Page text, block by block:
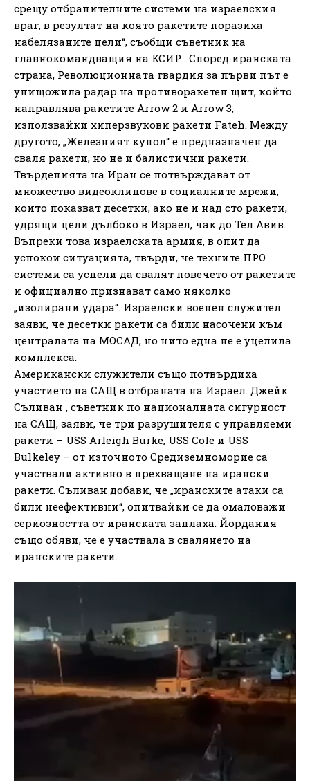
срещу отбранителните системи на израелския
враг, в резултат на която ракетите поразиха
набелязаните цели“, съобщи съветник на
главнокомандващия на КСИР . Според иранската
страна, Революционната гвардия за първи път е
унищожила радар на противоракетен щит, който
направлява ракетите Arrow 2 и Arrow 3,
използвайки хиперзвукови ракети Fateh. Между
другото, „Железният купол“ е предназначен да
сваля ракети, но не и балистични ракети.
Твърденията на Иран се потвърждават от
множество видеоклипове в социалните мрежи,
които показват десетки, ако не и над сто ракети,
удрящи цели дълбоко в Израел, чак до Тел Авив.
Въпреки това израелската армия, в опит да
успокои ситуацията, твърди, че техните ПРО
системи са успели да свалят повечето от ракетите
и официално признават само няколко
„изолирани удара“. Израелски военен служител
заяви, че десетки ракети са били насочени към
централата на МОСАД, но нито една не е уцелила
комплекса.
Американски служители също потвърдиха
участието на САЩ в отбраната на Израел. Джейк
Съливан , съветник по националната сигурност
на САЩ, заяви, че три разрушителя с управляеми
ракети – USS Arleigh Burke, USS Cole и USS
Bulkeley – от източното Средиземноморие са
участвали активно в прехващане на ирански
ракети. Съливан добави, че „иранските атаки са
били неефективни“, опитвайки се да омаловажи
сериозността от иранската заплаха. Йордания
също обяви, че е участвала в свалянето на
иранските ракети.